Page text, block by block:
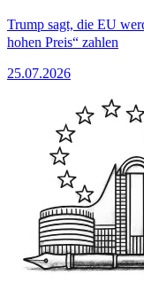
Trump sagt, die EU
hohen Preis“ zahlen
25.07.2026